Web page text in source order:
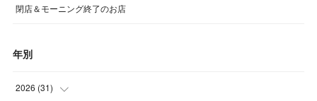
閉店＆モーニング終了のお店
年別
2026 (31)